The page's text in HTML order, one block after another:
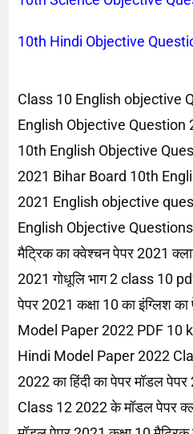
10th Hindi Objective
Class 10 English objective
English Objective Question
10th English Objective
2021 Bihar Board 10th
2021 English objective
English Objective Questions
मैट्रिक का क्वेश्चन पेपर 2021
2021 गोधूलि भाग 2 class 10
पेपर 2021 कक्षा 10 का इंग्लिश
Model Paper 2022 PDF 10
Hindi Model Paper 2022
2022 का हिंदी का पेपर मॉडल
Class 12 2022 के मॉडल पेपर